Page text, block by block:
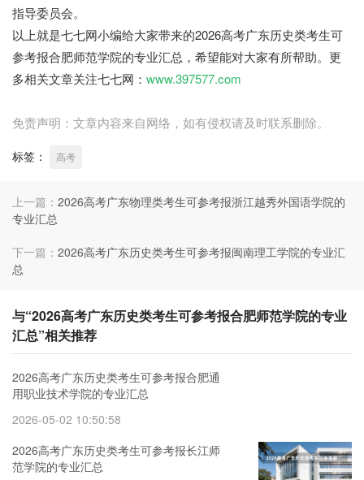
指导委员会。
以上就是七七网小编给大家带来的2026高考广东历史类考生可
参考报合肥师范学院的专业汇总，希望能对大家有所帮助。更
多相关文章关注七七网： www.397577.com
免责声明：文章内容来自网络，如有侵权请及时联系删除。
标签： 高考
上一篇： 2026高考广东物理类考生可参考报浙江越秀外国语学院的
专业汇总
下一篇： 2026高考广东历史类考生可参考报闽南理工学院的专业汇
总
与“2026高考广东历史类考生可参考报合肥师范学院的专业
汇总”相关推荐
2026高考广东历史类考生可参考报合肥通
用职业技术学院的专业汇总
2026-05-02 10:50:58
2026高考广东历史类考生可参考报长江师
范学院的专业汇总